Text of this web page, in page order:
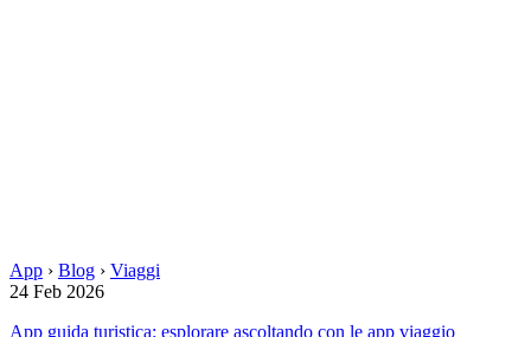
App › Blog › Viaggi
24 Feb 2026
App guida turistica: esplorare ascoltando con le app viaggio